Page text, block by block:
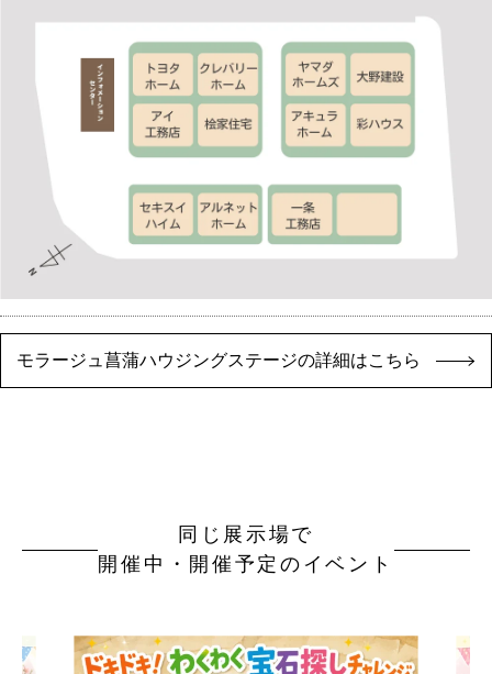
モラージュ菖蒲ハウジングステージの詳細はこちら
同じ展示場で
開催中・開催予定のイベント